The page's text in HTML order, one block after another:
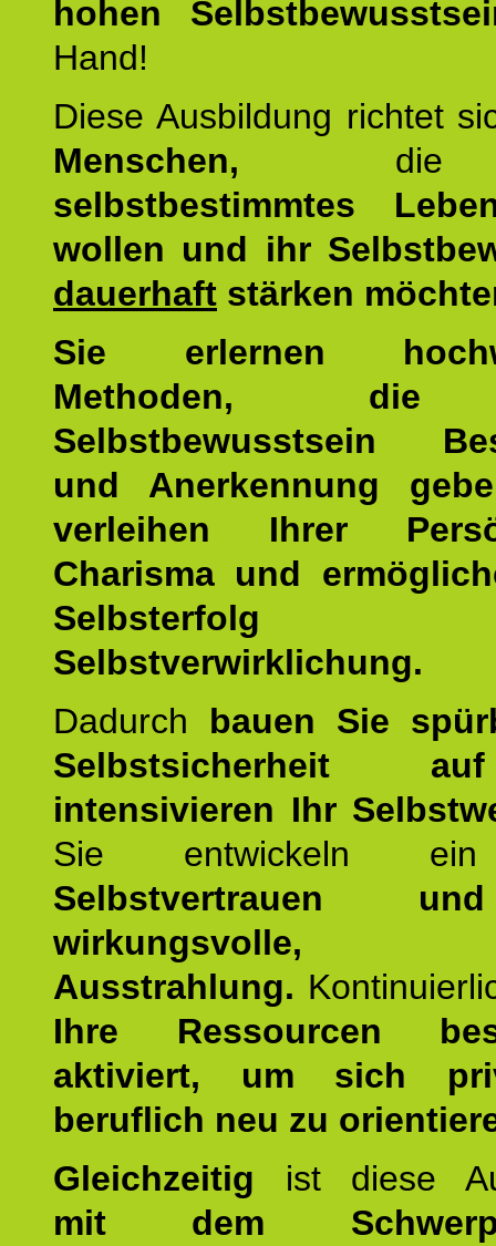
hohen
Hand!
Diese Ausbildung richtet
Menschen,
selbstbestimmtes
wollen und ihr
dauerhaft stärken
Sie erlernen
Methoden, die
Selbstbewusstsein
und Anerkennung
verleihen Ihrer
Charisma und
Selbstverwirklichung.
Dadurch bauen Sie
Selbstsicherheit
intensivieren Ihr
Sie entwickeln ein
Selbstvertrauen
wirkungsvolle,
Ausstrahlung.
Ihre Ressourcen
aktiviert, um sich
beruflich neu zu
Gleichzeitig ist diese
mit dem